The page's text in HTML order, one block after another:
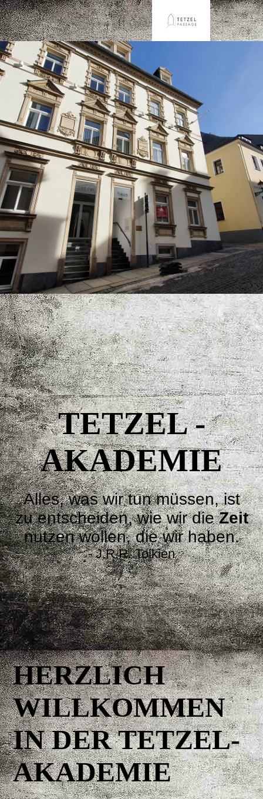
⠀
⠀
⠀
⠀⠀
⠀
TETZEL -
AKADEMIE
⠀⠀
Alles, was wir tun müssen, ist
zu entscheiden, wie wir dieZeit
nutzen wollen, die wir haben.
- J.R.R. Tolkien
⠀
⠀
⠀
⠀
⠀⠀
HERZLICH
WILLKOMMEN
IN DER TETZEL-
AKADEMIE